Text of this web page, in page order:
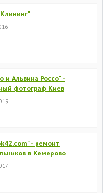
и Альвина Россо" -
фотограф Киев
- ремонт
в Кемерово